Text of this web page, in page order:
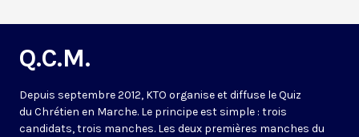
Q.C.M.
Depuis septembre 2012, KTO organise et diffuse le Quiz
du Chrétien en Marche. Le principe est simple : trois
candidats, trois manches. Les deux premières manches du